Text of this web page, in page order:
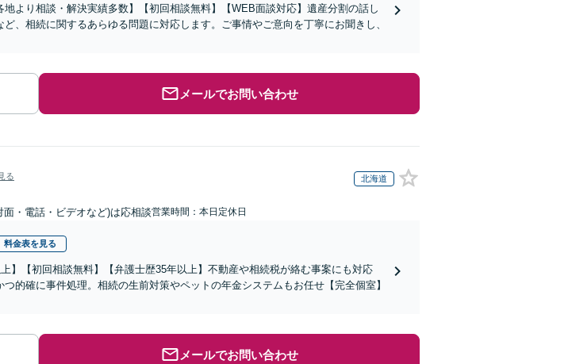
地より相談・解決実績多数】【初回相談無料】【WEB面談対応】遺産分割の話し
、相続に関するあらゆる問題に対応します。ご事情やご意向を丁寧にお聞きし、
メールでお問い合わせ
る 北海道
面・電話・ビデオなど)は応相談営業時間：本日定休日
料金表を見る
】【初回相談無料】【弁護士歴35年以上】不動産や相続税が絡む事案にも対応
的確に事件処理。相続の生前対策やペットの年金システムもお任せ【完全個室】
メールでお問い合わせ